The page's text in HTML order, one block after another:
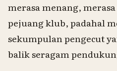
merasa menang,
pejuang klub, padahal
sekumpulan pengecut
balik seragam